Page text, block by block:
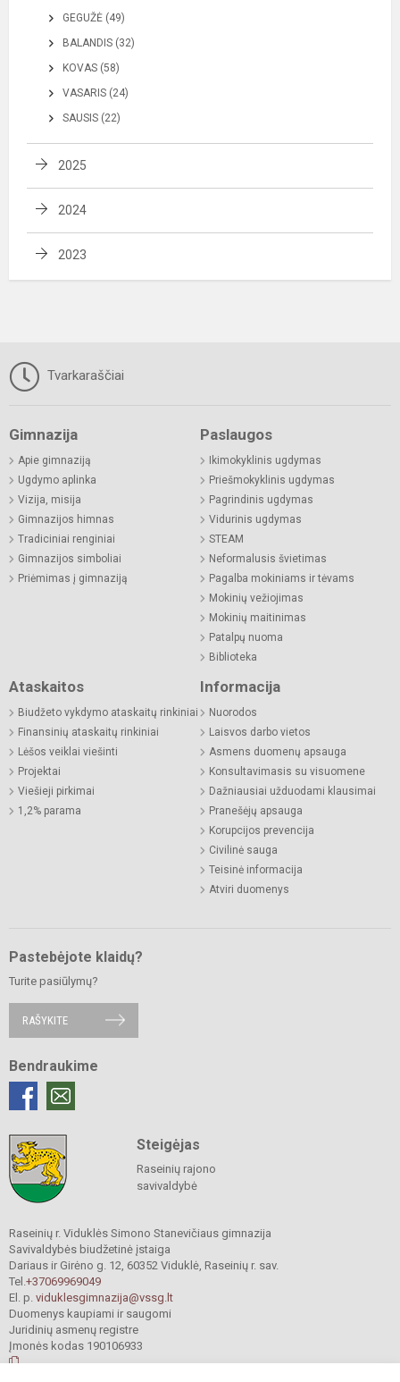
GEGUŽĖ (49)
BALANDIS (32)
KOVAS (58)
VASARIS (24)
SAUSIS (22)
2025
2024
2023
Tvarkaraščiai
Gimnazija
Apie gimnaziją
Ugdymo aplinka
Vizija, misija
Gimnazijos himnas
Tradiciniai renginiai
Gimnazijos simboliai
Priėmimas į gimnaziją
Paslaugos
Ikimokyklinis ugdymas
Priešmokyklinis ugdymas
Pagrindinis ugdymas
Vidurinis ugdymas
STEAM
Neformalusis švietimas
Pagalba mokiniams ir tėvams
Mokinių vežiojimas
Mokinių maitinimas
Patalpų nuoma
Biblioteka
Ataskaitos
Biudžeto vykdymo ataskaitų rinkiniai
Finansinių ataskaitų rinkiniai
Lėšos veiklai viešinti
Projektai
Viešieji pirkimai
1,2% parama
Informacija
Nuorodos
Laisvos darbo vietos
Asmens duomenų apsauga
Konsultavimasis su visuomene
Dažniausiai užduodami klausimai
Pranešėjų apsauga
Korupcijos prevencija
Civilinė sauga
Teisinė informacija
Atviri duomenys
Pastebėjote klaidų?
Turite pasiūlymų?
RAŠYKITE
Bendraukime
Steigėjas
Raseinių rajono
savivaldybė
Raseinių r. Viduklės Simono Stanevičiaus gimnazija
Savivaldybės biudžetinė įstaiga
Dariaus ir Girėno g. 12, 60352 Viduklė, Raseinių r. sav.
Tel. +37069969049
El. p. viduklesgimnazija@vssg.lt
Duomenys kaupiami ir saugomi
Juridinių asmenų registre
Įmonės kodas 190106933